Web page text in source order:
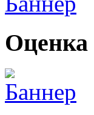
Оценка